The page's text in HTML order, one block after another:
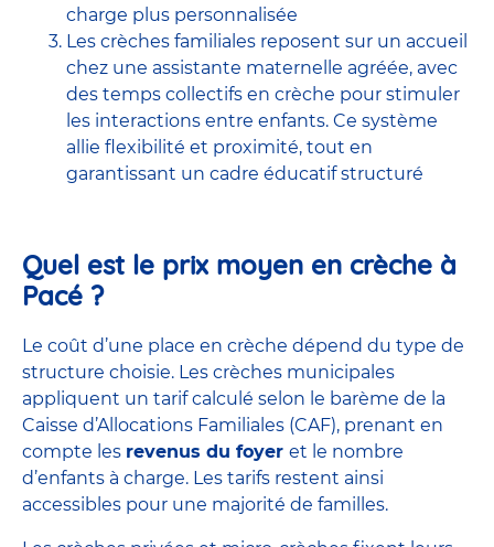
charge plus personnalisée
Les crèches familiales reposent sur un accueil
chez une assistante maternelle agréée, avec
des temps collectifs en crèche pour stimuler
les interactions entre enfants. Ce système
allie flexibilité et proximité, tout en
garantissant un cadre éducatif structuré
Quel est le prix moyen en crèche à
Pacé ?
Le coût d’une place en crèche dépend du type de
structure choisie. Les crèches municipales
appliquent un tarif calculé selon le barème de la
Caisse d’Allocations Familiales (CAF), prenant en
compte les revenus du foyer et le nombre
d’enfants à charge. Les tarifs restent ainsi
accessibles pour une majorité de familles.